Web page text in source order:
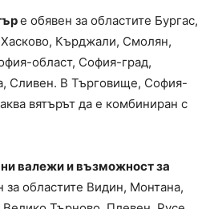
е обявен за областите Бургас,
Кърджали, Смолян,
област, София-град,
Сливен. В Търговище, София-
вятърът да е комбиниран с
валежи и възможност за
за областите Видин, Монтана,